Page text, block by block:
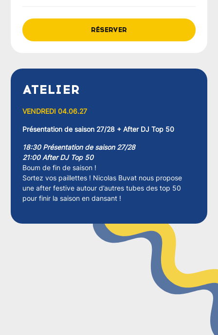
RÉSERVER
ATELIER
VENDREDI 04.06.27
Présentation de saison 27/28 + After DJ Top 50
18:30 Présentation de saison 27/28
21:00 After DJ Top 50
Boum de fin de saison !
Sortez vos paillettes ! Nicolas Buvat nous propose
une after festive autour d’autres tubes des top 50
pour finir la saison en dansant !